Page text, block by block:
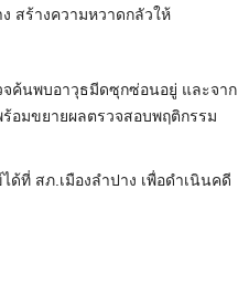
สร้างความหวาดกลัวให้
จค้นพบอาวุธมีดซุกซ่อนอยู่ และจาก
อมขยายผลตรวจสอบพฤติกรรม
ด้ที่ สภ.เมืองลำปาง เพื่อดำเนินคดี